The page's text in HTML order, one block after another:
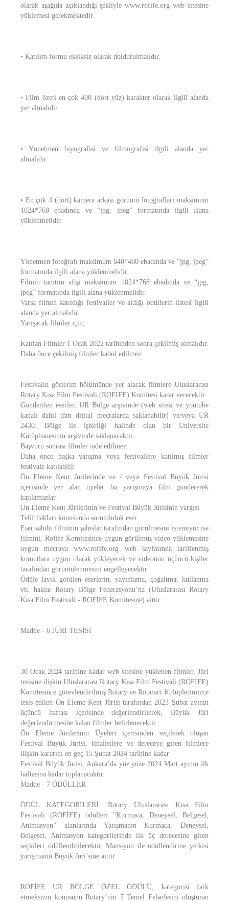
olarak aşağıda açıklandığı şekliyle www.rofife.org web sitesine
yüklemesi gerekmektedir.
• Katılım formu eksiksiz olarak doldurulmalıdır.
• Film özeti en çok 400 (dört yüz) karakter olarak ilgili alanda
yer almalıdır.
• Yönetmen biyografisi ve filmografisi ilgili alanda yer
almalıdır.
• En çok 4 (dört) kamera arkası görüntü fotoğrafları maksimum
1024*768 ebadında ve “jpg, jpeg” formatında ilgili alana
yüklenmelidir.
Yönetmen fotoğrafı maksimum 640*480 ebadında ve “jpg, jpeg”
formatında ilgili alana yüklenmelidir.
Filmin tanıtım afişi maksimum 1024*768 ebadında ve “jpg,
jpeg” formatında ilgili alana yüklenmelidir.
Varsa filmin katıldığı festivaller ve aldığı ödüllerin listesi ilgili
alanda yer almalıdır.
Yarışacak filmler için;
Katılan Filmler 1 Ocak 2022 tarihinden sonra çekilmiş olmalıdır.
Daha önce çekilmiş filmler kabul edilmez.
Festivalin gösterim bölümünde yer alacak filmlere Uluslararası
Rotary Kısa Film Festivali (ROFIFE) Komitesi karar verecektir.
Gönderilen eserler, UR Bölge arşivinde (web sitesi ve youtube
kanalı dahil tüm dijital mecralarda saklanabilir) ve/veya UR
2430. Bölge ile işbirliği halinde olan bir Üniversite
Kütüphanesinin arşivinde saklanacaktır.
Başvuru sonrası filmler iade edilmez.
Daha önce başka yarışma veya festivallere katılmış filmler
festivale katılabilir.
Ön Eleme Kent Jürilerinde ve / veya Festival Büyük Jürisi
içerisinde yer alan üyeler bu yarışmaya film göndererek
katılamazlar.
Ön Eleme Kent Jürilerinin ve Festival Büyük Jürisinin yargısı
Telif hakları konusunda sorumluluk eser
Eser sahibi filminin şahıslar tarafından görülmesini istemiyor ise
filmini, Rofife Komitesince uygun görülmüş video yüklemesine
uygun mecraya www.rofife.org web sayfasında tariflenmiş
komutlara uygun olarak yükleyecek ve videonun üçüncü kişiler
tarafından görüntülenmesini engelleyecektir.
Ödüle layık görülen eserlerin, yayınlama, çoğaltma, kullanma
vb. haklar Rotary Bölge Federasyonu’na (Uluslararası Rotary
Kısa Film Festivali - ROFİFE Komitesine) aittir.
Madde - 6 JÜRİ TESİSİ
30 Ocak 2024 tarihine kadar web sitesine yüklenen filmler, Jüri
tesisine ilişkin Uluslararası Rotary Kısa Film Festivali (ROFİFE)
Komitesince görevlendirilmiş Rotary ve Rotaract Kulüplerimizce
tesis edilen Ön Eleme Kent Jürisi tarafından 2023 Şubat ayının
üçüncü haftası içerisinde değerlendirilerek, Büyük Jüri
değerlendirmesine kalan filmler belirlenecektir.
Ön Eleme Jürilerinin Üyeleri içerisinden seçilerek oluşan
Festival Büyük Jürisi, finalistlere ve dereceye giren filmlere
ilişkin kararını en geç 15 Şubat 2024 tarihine kadar
Festival Büyük Jürisi, Ankara’da yüz yüze 2024 Mart ayının ilk
haftasına kadar toplanacaktır.
Madde - 7 ÖDÜLLER
ÖDÜL KATEGORİLERİ: Rotary Uluslararası Kısa Film
Festivali (ROFİFE) ödülleri "Kurmaca, Deneysel, Belgesel,
Animasyon” alanlarında Yarışmanın Kurmaca, Deneysel,
Belgesel, Animasyon kategorilerinde ilk üç derecesine giren
seçkileri ödüllendirilecektir. Mansiyon ile ödüllendirme yetkisi
yarışmanın Büyük Jüri’sine aittir.
ROFİFE UR BÖLGE ÖZEL ÖDÜLÜ, kategorisi fark
etmeksizin konusunu Rotary’nin 7 Temel Felsefesini oluşturan